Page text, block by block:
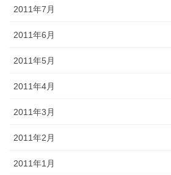
2011年7月
2011年6月
2011年5月
2011年4月
2011年3月
2011年2月
2011年1月